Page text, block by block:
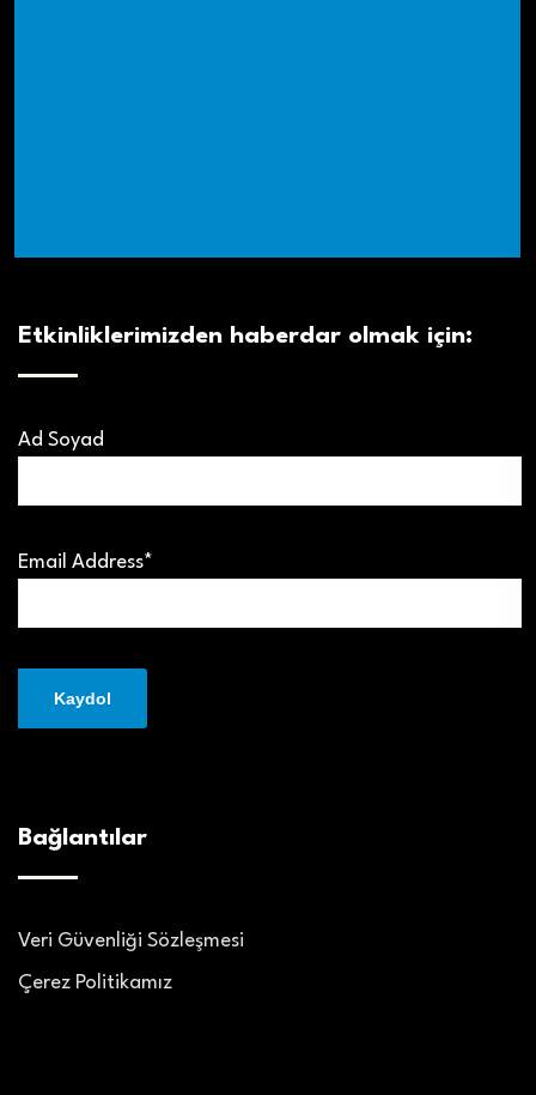
Etkinliklerimizden haberdar olmak için:
Ad Soyad
Email Address*
Bağlantılar
Veri Güvenliği Sözleşmesi
Çerez Politikamız